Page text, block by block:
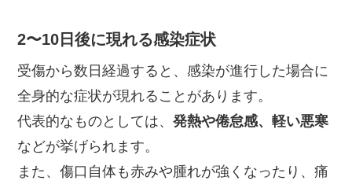
2〜10日後に現れる感染症状
受傷から数日経過すると、感染が進行した場合に
全身的な症状が現れることがあります。
代表的なものとしては、発熱や倦怠感、軽い悪寒
などが挙げられます。
また、傷口自体も赤みや腫れが強くなったり、痛